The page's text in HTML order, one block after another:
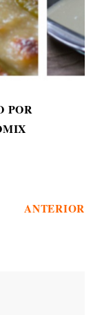
POR
ANTERIOR